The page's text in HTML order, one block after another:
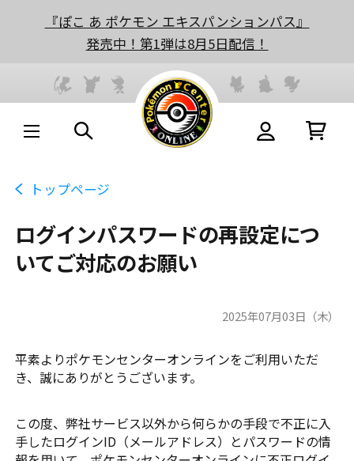
『ぽこ あ ポケモン エキスパンションパス』
発売中！第1弾は8月5日配信！
トップページ
ログインパスワードの再設定につ
いてご対応のお願い
2025年07月03日（木）
平素よりポケモンセンターオンラインをご利用いただ
き、誠にありがとうございます。
この度、弊社サービス以外から何らかの手段で不正に入
手したログインID（メールアドレス）とパスワードの情